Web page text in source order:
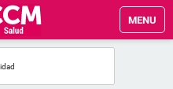
MENU